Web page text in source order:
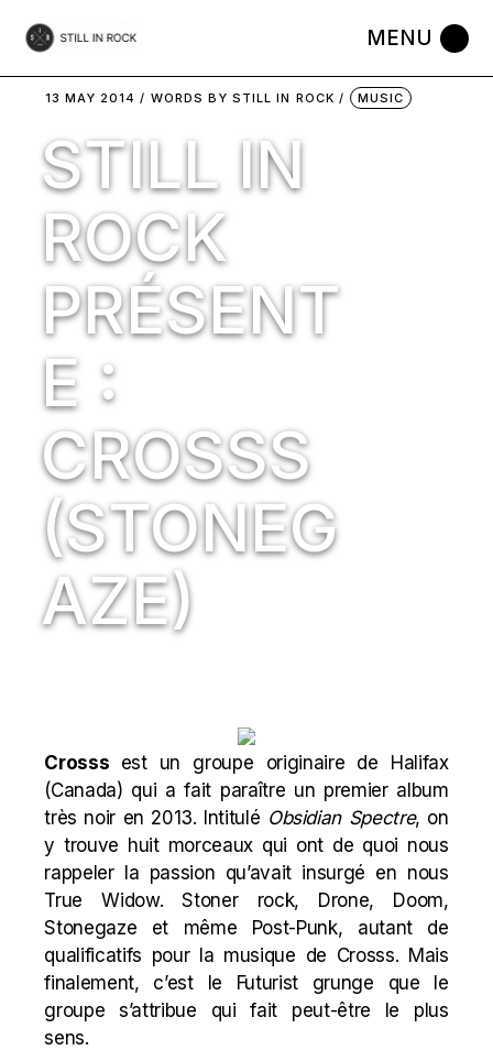
the
13 MAY 2014 WORDS BY STILL IN ROCK MUSIC
STILL IN
ROCK
PRÉSENT
E :
CROSSS
(STONEG
AZE)
Crosss est un groupe originaire de Halifax
(Canada) qui a fait paraître un premier album
très noir en 2013. Intitulé Obsidian Spectre, on
y trouve huit morceaux qui ont de quoi nous
rappeler la passion qu’avait insurgé en nous
True Widow. Stoner rock, Drone, Doom,
Stonegaze et même Post-Punk, autant de
qualificatifs pour la musique de Crosss. Mais
finalement, c’est le Futurist grunge que le
groupe s’attribue qui fait peut-être le plus
sens.